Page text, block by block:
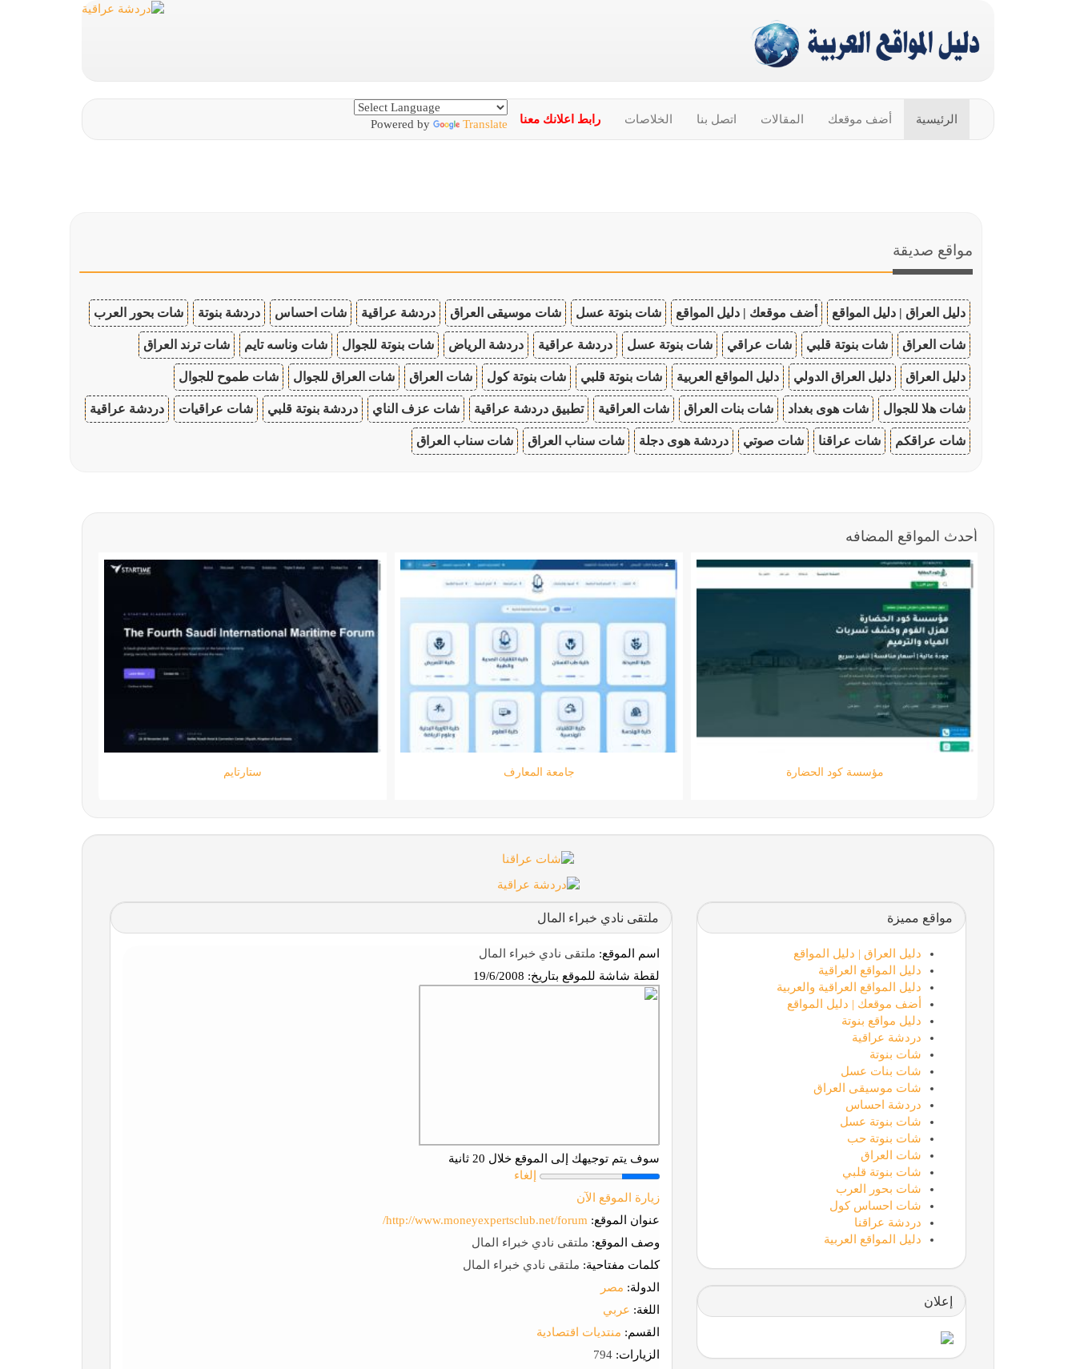
الرئيسية أضف موقعك المقالات اتصل بنا الخلاصات رابط اعلانك معنا Powered by Translate
مواقع صديقة
دليل العراق | دليل المواقع أضف موقعك | دليل المواقع شات بنوتة عسل شات موسيقى العراق دردشة عراقية شات احساس دردشة بنوتة شات بحور العرب
شات العراق شات بنوتة قلبي شات عراقي شات بنوتة عسل دردشة عراقية دردشة الرياض شات بنوتة للجوال شات وناسه تايم شات ترند العراق
دليل العراق دليل العراق الدولي دليل المواقع العربية شات بنوتة قلبي شات بنوتة كول شات العراق شات العراق للجوال شات طموح للجوال
شات هلا للجوال شات هوى بغداد شات بنات العراق شات العراقية تطبيق دردشة عراقية شات عزف الناي دردشة بنوتة قلبي شات عراقيات دردشة عراقية
شات عراقكم شات عراقنا شات صوتي دردشة هوى دجلة شات سناب العراق شات سناب العراق
أحدث المواقع المضافه
ستارتايم جامعة المعارف مؤسسة كود الحضارة
ملتقى نادي خبراء المال
اسم الموقع: ملتقى نادي خبراء المال
لقطة شاشة للموقع بتاريخ:
سوف يتم توجيهك إلى الموقع خلال 20 ثانية
إلغاء
زيارة الموقع الآن
عنوان الموقع: http://www.moneyexpertsclub.net/forum/
وصف الموقع: ملتقى نادي خبراء المال
كلمات مفتاحية: ملتقى نادي خبراء المال
الدولة: مصر
اللغة: عربي
القسم: منتديات اقتصادية
الزيارات:
مواقع مميزة
دليل العراق | دليل المواقع
دليل المواقع العراقية
دليل المواقع العراقية والعربية
أضف موقعك | دليل المواقع
دليل مواقع بنوتة
دردشة عراقية
شات بنوتة
شات بنات عسل
شات موسيقى العراق
دردشة احساس
شات بنوتة عسل
شات بنوتة حب
شات العراق
شات بنوتة قلبي
شات بحور العرب
شات احساس كول
دردشة عراقنا
دليل المواقع العربية
إعلان